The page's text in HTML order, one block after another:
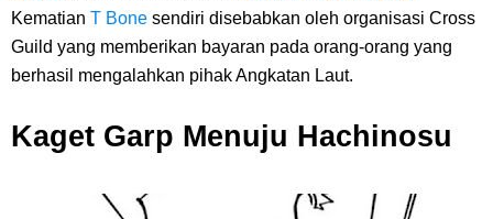
Lakukan Sendiri
7 Fakta Gaban One Piece, Orang Yang Telah Memberikan Kunci Borgol
Milik Loki
Profil Slamet Rahardjo, Aktor Dengan Peran Penting Dalam Perfilman
Kematian T Bone sendiri disebabkan oleh organisasi Cross
Guild yang memberikan bayaran pada orang-orang yang
berhasil mengalahkan pihak Angkatan Laut.
Kaget Garp Menuju Hachinosu